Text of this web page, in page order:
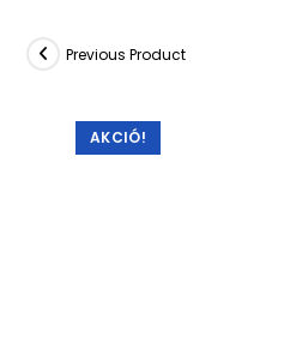
AKCIÓ!
Previous Product